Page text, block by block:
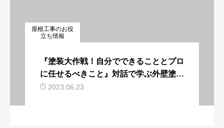
屋根工事のお役
立ち情報
『塗装大作戦！自分でできることとプロ
に任せるべきこと』対話で学ぶ外壁塗装
の知識と方法
2023.06.23